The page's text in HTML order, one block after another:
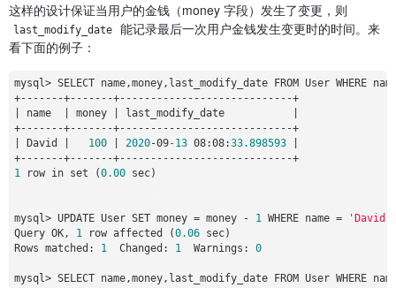
这样的设计保证当用户的金钱（money 字段）发生了变更，则
last_modify_date
能记录最后一次用户金钱发生变更时的时间。来
看下面的例子：
mysql> SELECT name,money,last_modify_date FROM User WHERE
+- - - - - - -+- - - - - - -+- - - - - - - - - - - - - - - - - - - - - - - - - - - -+
name money last_modify_date
+- - - - - - -+- - - - - - -+- - - - - - - - - - - - - - - - - - - - - - - - - - - -+
David 100 2020-09-13 08:08:33.898593
+- - - - - - -+- - - - - - -+- - - - - - - - - - - - - - - - - - - - - - - - - - - -+
1 row in set (0.00 sec)
mysql> UPDATE User SET money = money - 1 WHERE name = 'David'
Query OK, 1 row affected (0.06 sec)
Rows matched: 1
  Changed:
1
  Warnings:
0
mysql> SELECT name,money,last_modify_date FROM User WHERE